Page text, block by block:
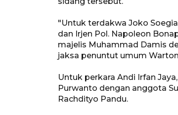
"Untuk terdakwa Joko
dan Irjen Pol. Napoleon
majelis Muhammad Damis
jaksa penuntut umum
Untuk perkara Andi Irfan
Purwanto dengan anggota
Rachdityo Pandu.